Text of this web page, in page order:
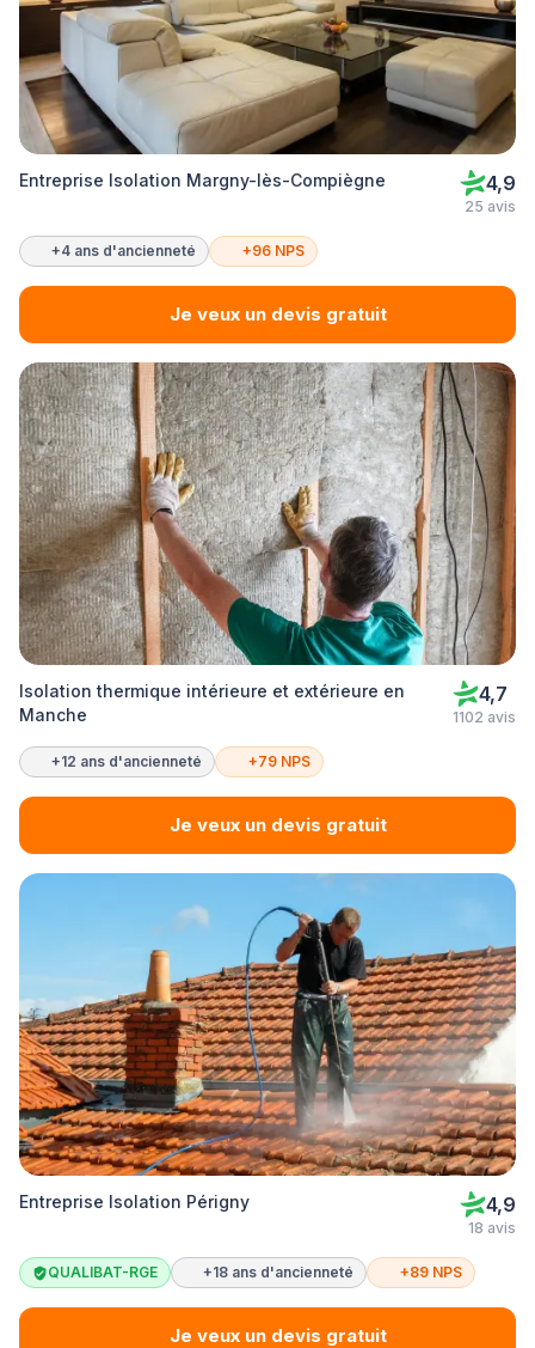
Entreprise Isolation Margny-lès-Compiègne 4,9
25 avis
+4 ans d'ancienneté +96 NPS
Je veux un devis gratuit
Isolation thermique intérieure et extérieure en
Manche
4,7
1102 avis
+12 ans d'ancienneté +79 NPS
Je veux un devis gratuit
Entreprise Isolation Périgny 4,9
18 avis
QUALIBAT-RGE +18 ans d'ancienneté +89 NPS
Je veux un devis gratuit